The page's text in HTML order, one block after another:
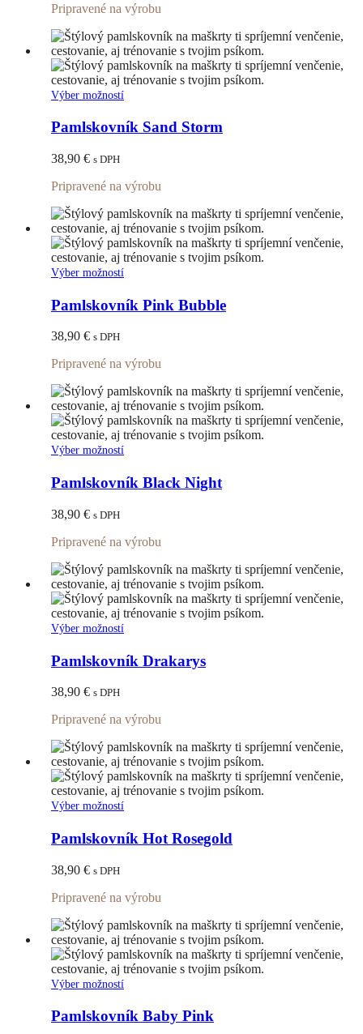
môžete
vybrať
na
stránke
produktu.
Pripravené na výrobu
Výber možnostíTento
má
viacero
si
môžete
vybrať
na
stránke
produktu.
Pamlskovník Sand Storm
38,90 € s DPH
Pripravené na výrobu
Výber možnostíTento
má
viacero
si
môžete
vybrať
na
stránke
produktu.
Pamlskovník Pink Bubble
38,90 € s DPH
Pripravené na výrobu
Výber možnostíTento
má
viacero
si
môžete
vybrať
na
stránke
produktu.
Pamlskovník Black Night
38,90 € s DPH
Pripravené na výrobu
Výber možnostíTento
má
viacero
si
môžete
vybrať
na
stránke
produktu.
Pamlskovník Drakarys
38,90 € s DPH
Pripravené na výrobu
Výber možnostíTento
má
viacero
môžete
vybrať
na
stránke
produktu.
Pamlskovník Hot Rosegold
38,90 € s DPH
Pripravené na výrobu
Výber možnostíTento
má
viacero
Pamlskovník Baby Pink